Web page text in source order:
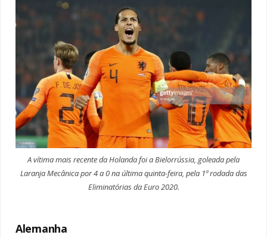
A vítima mais recente da Holanda foi a Bielorrússia, goleada pela
Laranja Mecânica por 4 a 0 na última quinta-feira, pela 1ª rodada das
Eliminatórias da Euro 2020.
Alemanha